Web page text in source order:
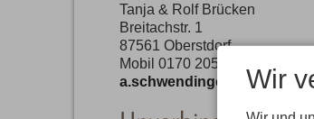
Tanja & Rolf Brücken
Breitachstr. 1
87561 Oberstdorf
Mobil 0170 205 94 16
a.schwendinger@gmx.de
Wir